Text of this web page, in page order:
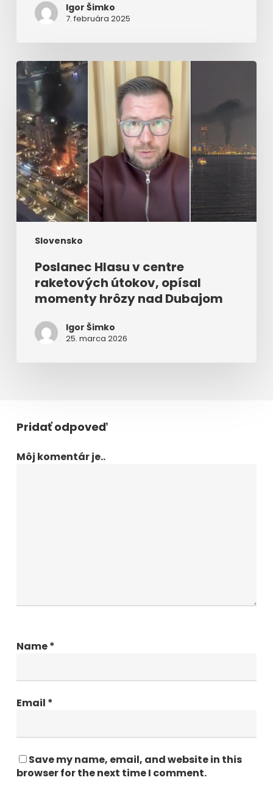
Igor Šimko
7. februára 2025
Slovensko
Poslanec
Hlasu
centre
raketových
útokov,
opísal
momenty
hrôzy
nad
Dubajom
Poslanec Hlasu v centre
raketových útokov, opísal
momenty hrôzy nad Dubajom
Igor Šimko
25. marca 2026
Pridať odpoveď
Môj komentár je..
Name*
Email *
Save my name, email, and website in this
browser for the next time I comment.